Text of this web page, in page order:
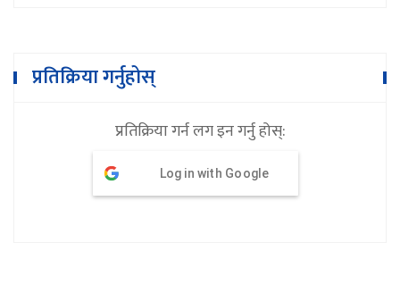
प्रतिक्रिया गर्नुहोस्
प्रतिक्रिया गर्न लग इन गर्नु होस्:
Log in with Google